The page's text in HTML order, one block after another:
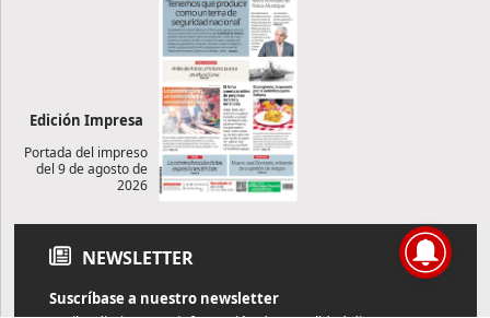
Edición Impresa
Portada del impreso
del 9 de agosto de
2026
NEWSLETTER
Suscríbase a nuestro newsletter